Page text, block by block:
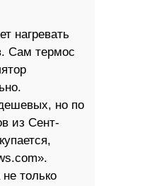
нагревать
Сам термос
но по
из Сент-
не только